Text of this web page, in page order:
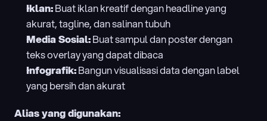
Iklan: Buat iklan kreatif dengan headline yang
akurat, tagline, dan salinan tubuh
Media Sosial: Buat sampul dan poster dengan
teks overlay yang dapat dibaca
Infografik: Bangun visualisasi data dengan label
yang bersih dan akurat
Alias yang digunakan: